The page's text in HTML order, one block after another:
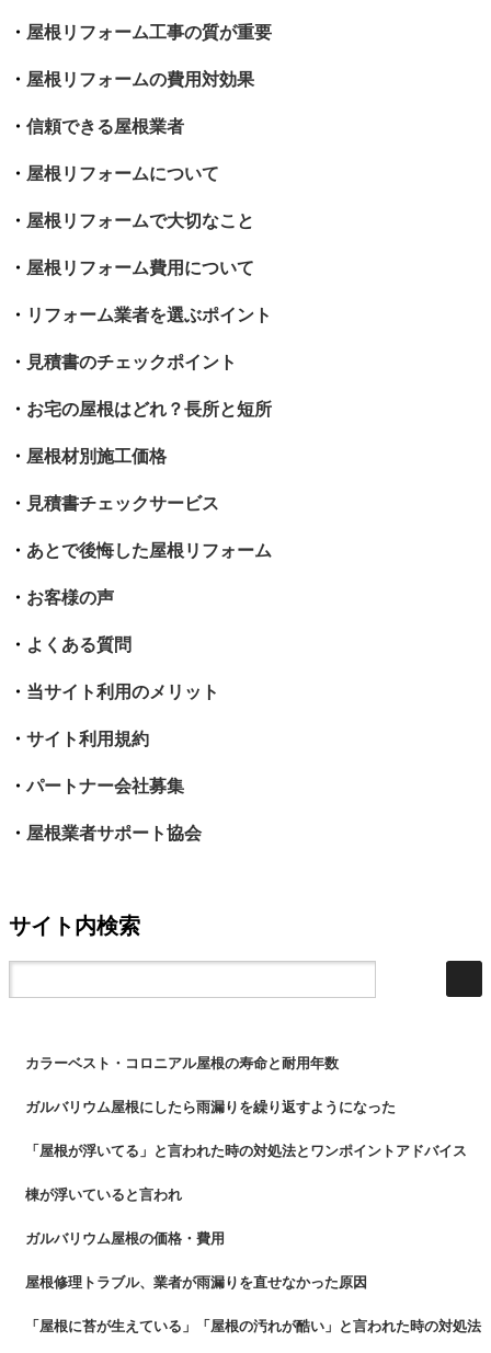
・ 屋根リフォーム工事の質が重要
・ 屋根リフォームの費用対効果
・ 信頼できる屋根業者
・ 屋根リフォームについて
・ 屋根リフォームで大切なこと
・ 屋根リフォーム費用について
・ リフォーム業者を選ぶポイント
・ 見積書のチェックポイント
・ お宅の屋根はどれ？長所と短所
・ 屋根材別施工価格
・ 見積書チェックサービス
・ あとで後悔した屋根リフォーム
・ お客様の声
・ よくある質問
・ 当サイト利用のメリット
・ サイト利用規約
・パートナー会社募集
・ 屋根業者サポート協会
サイト内検索
カラーベスト・コロニアル屋根の寿命と耐用年数
ガルバリウム屋根にしたら雨漏りを繰り返すようになった
「屋根が浮いてる」と言われた時の対処法とワンポイントアドバイス
棟が浮いていると言われ
ガルバリウム屋根の価格・費用
屋根修理トラブル、業者が雨漏りを直せなかった原因
「屋根に苔が生えている」「屋根の汚れが酷い」と言われた時の対処法